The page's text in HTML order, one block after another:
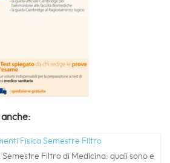
Filtro di Medicina: quali sono e